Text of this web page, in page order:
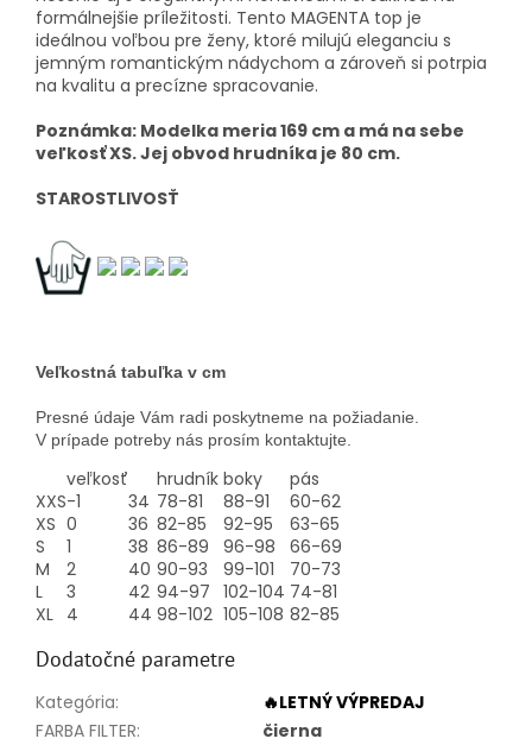
formálnejšie príležitosti. Tento MAGENTA top je
ideálnou voľbou pre ženy, ktoré milujú eleganciu s
jemným romantickým nádychom a zároveň si potrpia
na kvalitu a precízne spracovanie.
Poznámka: Modelka meria 169 cm a má na sebe
veľkosť XS. Jej obvod hrudníka je 80 cm.
STAROSTLIVOSŤ
Veľkostná tabuľka v cm
Presné údaje Vám radi poskytneme na požiadanie.
V prípade potreby nás prosím kontaktujte.
veľkosť hrudník boky
pás
XXS-1 34 78-81 88-91
60-62
XS 0 36 82-85 92-95
63-65
S
1 38 86-89 96-98
66-69
M
2 40 90-93 99-101
70-73
L
3 42 94-97 102-104 74-81
XL 4 44 98-102 105-108 82-85
Dodatočné parametre
Kategória:
🔥LETNÝ VÝPREDAJ
FARBA FILTER:
čierna